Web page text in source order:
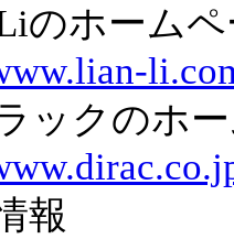
のホーム
ックのホ
報